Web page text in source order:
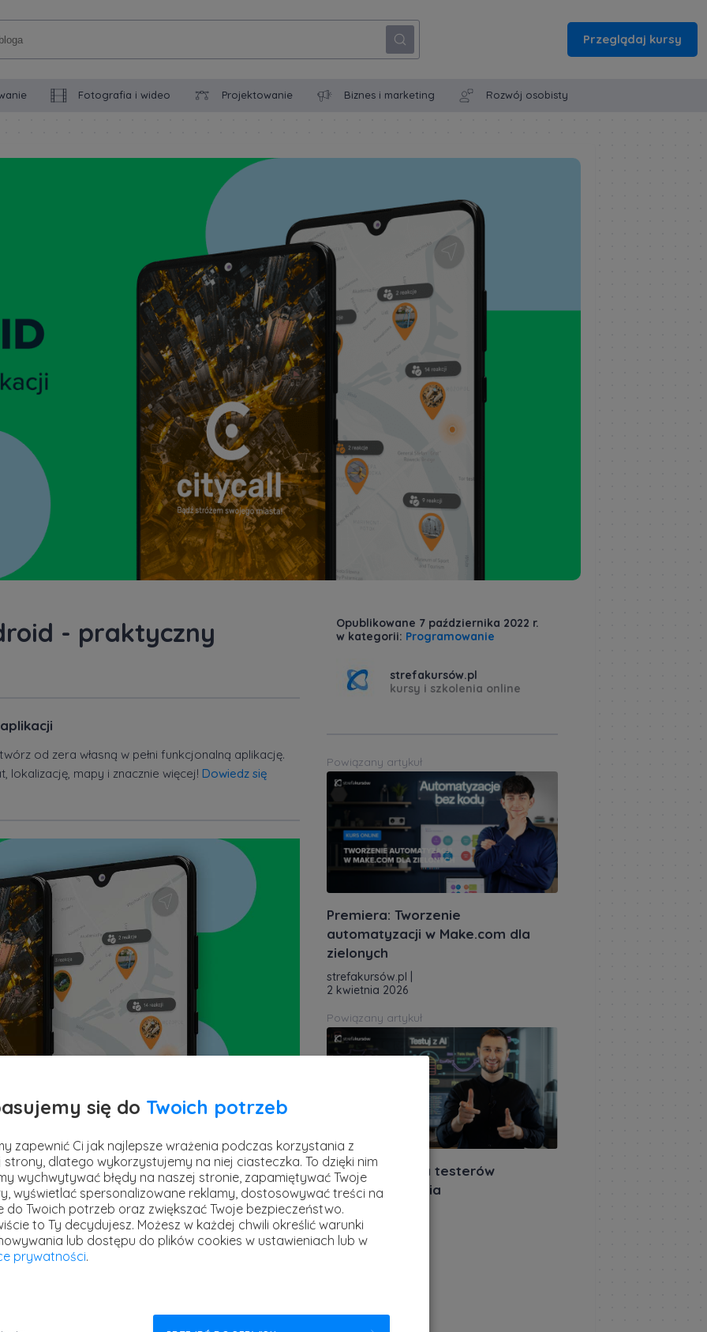
Przeglądaj kursy
Fotografia i wideo Projektowanie Biznes i marketing Rozwój osobisty
- praktyczny
od zera własną w pełni funkcjonalną aplikację.
mapy i znacznie więcej! Dowiedz się
na system Android i chciałbyś rozwinąć
Developera, ale brakuje Ci jeszcze
jak wygląda cały proces tworzenia
najnowsza premiera -
Opublikowane 7 października 2022 r.
w kategorii: Programowanie
strefakursów.pl
kursy i szkolenia online
Powiązany artykuł
Premiera: Tworzenie
automatyzacji w Make.com dla
zielonych
strefakursów.pl
2 kwietnia 2026
Powiązany artykuł
Premiera: AI dla testerów
oprogramowania
strefakursów.pl
3 marca 2026
się do Twoich potrzeb
zapewnić Ci jak najlepsze wrażenia podczas korzystania z
strony, dlatego wykorzystujemy na niej ciasteczka. To dzięki nim
wychwytywać błędy na naszej stronie, zapamiętywać Twoje
wyświetlać spersonalizowane reklamy, dostosowywać treści na
do Twoich potrzeb oraz zwiększać Twoje bezpieczeństwo.
to Ty decydujesz. Możesz w każdej chwili określić warunki
lub dostępu do plików cookies w ustawieniach lub w
prywatności.